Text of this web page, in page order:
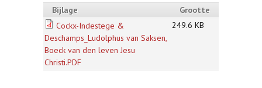
Bijlage
Grootte
Cockx-Indestege &
Deschamps_Ludolphus van Saksen,
Boeck van den leven Jesu
Christi.PDF
249.6 KB